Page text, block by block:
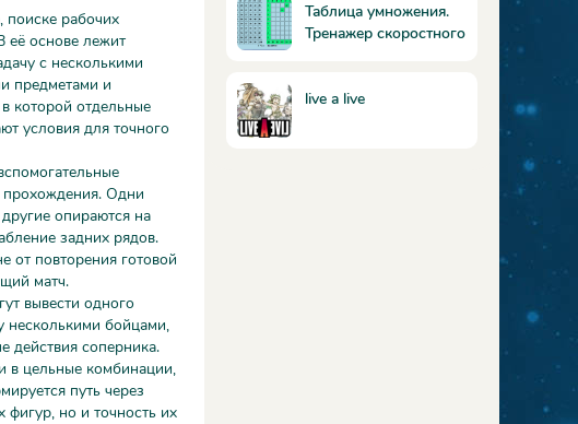
поиске рабочих
её основе лежит
с несколькими
предметами и
которой отдельные
условия для точного
Одни
опираются на
задних рядов.
от повторения готовой
матч.
вывести одного
несколькими бойцами,
действия соперника.
в цельные комбинации,
путь через
фигур, но и точность их
Таблица умножения.
Тренажер скоростного
live a live